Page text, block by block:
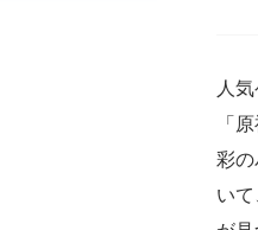
人
「
彩
い